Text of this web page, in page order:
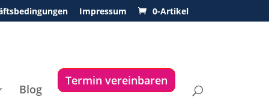
Impressum 0-Artikel
Blog
Termin vereinbaren